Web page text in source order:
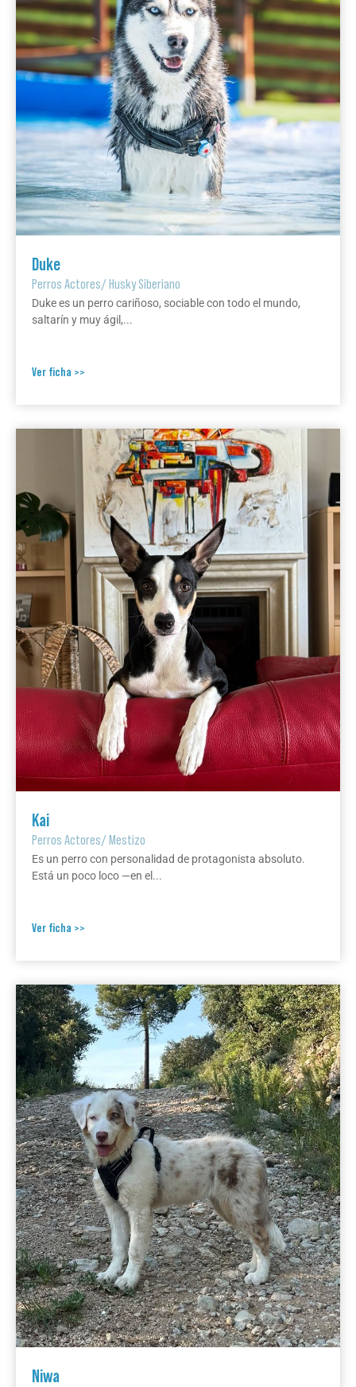
Duke
Perros Actores/Husky Siberiano
Duke es un perro cariñoso, sociable con todo el mundo,
saltarín y muy ágil,...
Ver ficha >>
Kai
Perros Actores/Mestizo
Es un perro con personalidad de protagonista absoluto.
Está un poco loco —en el...
Ver ficha >>
Niwa